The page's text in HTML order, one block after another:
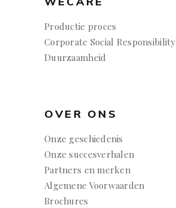
Productie proces
Corporate Social Responsibility
Duurzaamheid
OVER ONS
Onze geschiedenis
Onze succesverhalen
Partners en merken
Algemene Voorwaarden
Brochures